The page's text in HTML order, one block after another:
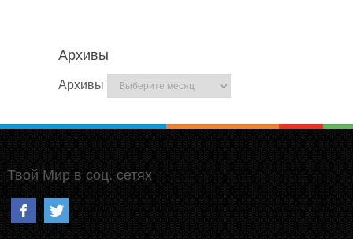
Архивы
Архивы
Твой Мир в соц. сетях